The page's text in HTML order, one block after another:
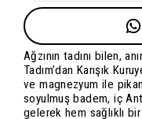
Ağzının tadını bilen,
Tadım’dan Karışık
ve magnezyum ile
soyulmuş badem, iç
gelerek hem sağlıklı